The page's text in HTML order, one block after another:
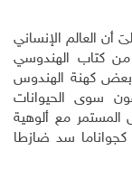
العالم الإنساني
من كتاب الهندوسي
عام 700 ق.م، أن بعض كهنة الهندوس
سوى الحيوانات
المستمر مع ألوهية
سد ضازطا